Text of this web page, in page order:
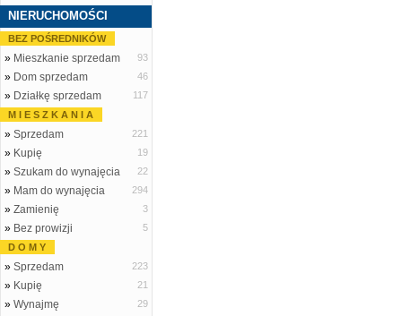
NIERUCHOMOŚCI
BEZ POŚREDNIKÓW
» Mieszkanie sprzedam 93
» Dom sprzedam 46
» Działkę sprzedam
117
M I E S Z K A N I A
» Sprzedam 221
» Kupię 19
» Szukam do wynajęcia 22
» Mam do wynajęcia 294
» Zamienię 3
» Bez prowizji
5
D O M Y
» Sprzedam 223
» Kupię 21
» Wynajmę 29